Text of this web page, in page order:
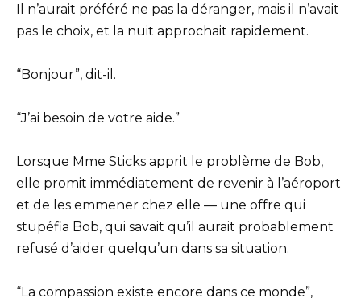
Il n’aurait préféré ne pas la déranger, mais il n’avait
pas le choix, et la nuit approchait rapidement.
“Bonjour”, dit-il.
“J’ai besoin de votre aide.”
Lorsque Mme Sticks apprit le problème de Bob,
elle promit immédiatement de revenir à l’aéroport
et de les emmener chez elle — une offre qui
stupéfia Bob, qui savait qu’il aurait probablement
refusé d’aider quelqu’un dans sa situation.
“La compassion existe encore dans ce monde”,